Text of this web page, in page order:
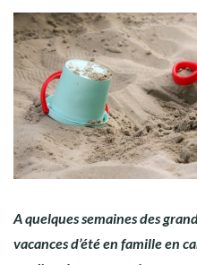
A quelques semaines des
vacances d’été en famille en